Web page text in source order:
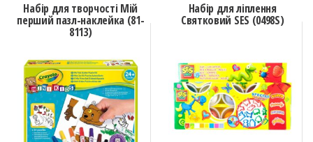
Набір для творчості Мій
перший пазл-наклейка (81-
8113)
Набір для ліплення
Святковий SES (0498S)